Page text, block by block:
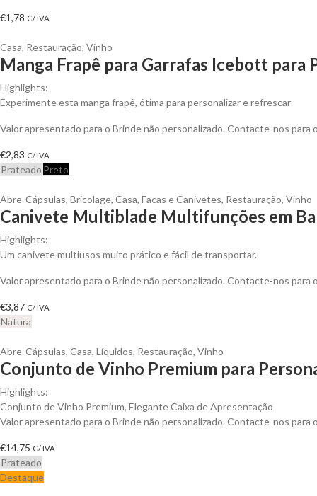
€1,78 C/ IVA
Casa, Restauração, Vinho
Manga Frapê para Garrafas Icebott para
Highlights:
Experimente esta manga frapê, ótima para personalizar e refrescar
Valor apresentado para o Brinde não personalizado. Contacte-nos
€2,83 C/ IVA
Prateado Preto
Abre-Cápsulas, Bricolage, Casa, Facas e Canivetes, Restauração, Vinho
Canivete Multiblade Multifunções em
Highlights:
Um canivete multiusos muito prático e fácil de transportar.
Valor apresentado para o Brinde não personalizado. Contacte-nos
€3,87 C/ IVA
Natura
Abre-Cápsulas, Casa, Líquidos, Restauração, Vinho
Conjunto de Vinho Premium para
Highlights:
Conjunto de Vinho Premium, Elegante Caixa de Apresentação
Valor apresentado para o Brinde não personalizado. Contacte-nos
€14,75 C/ IVA
Prateado
Destaque